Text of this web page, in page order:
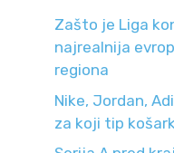
Zašto je Liga
najrealnija
regiona
Nike, Jordan,
za koji tip